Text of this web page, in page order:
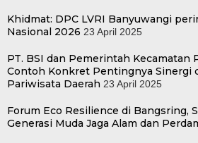
Khidmat: DPC LVRI Banyuwangi
Nasional 2026 23 April 2025
PT. BSI dan Pemerintah Kecamatan
Contoh Konkret Pentingnya Sinergi
Pariwisata Daerah 23 April 2025
Forum Eco Resilience di Bangsring,
Generasi Muda Jaga Alam dan